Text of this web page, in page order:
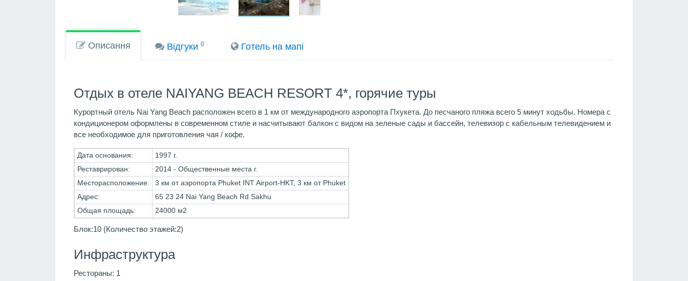
Описання Вiдгуки0 Готель на мапi
Отдых в отеле NAIYANG BEACH RESORT 4*, горячие туры
Курортный отель Nai Yang Beach расположен всего в 1 км от международного аэропорта Пхукета. До песчаного пляжа всего 5 минут ходьбы. Номера с
кондиционером оформлены в современном стиле и насчитывают балкон с видом на зеленые сады и бассейн, телевизор с кабельным телевидением и
все необходимое для приготовления чая / кофе.
Дата основания:
1997 г.
Реставрирован:
2014 - Общественные места г.
Месторасположение:
3 км от аэропорта Phuket INT Airport-HKT, 3 км от Phuket
Адрес:
65 23 24 Nai Yang Beach Rd Sakhu
Общая площадь:
24000 м2
Блок:10 (Количество этажей:2)
Инфраструктура
Рестораны: 1